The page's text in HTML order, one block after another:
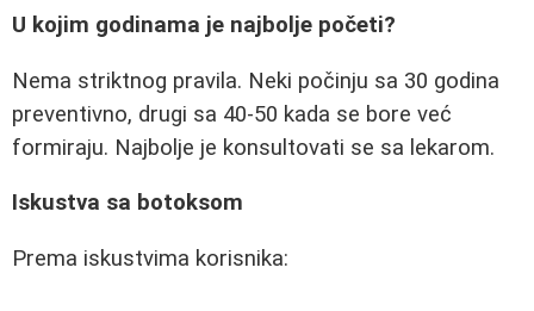
U kojim godinama je najbolje početi?
Nema striktnog pravila. Neki počinju sa 30 godina
preventivno, drugi sa 40-50 kada se bore već
formiraju. Najbolje je konsultovati se sa lekarom.
Iskustva sa botoksom
Prema iskustvima korisnika: